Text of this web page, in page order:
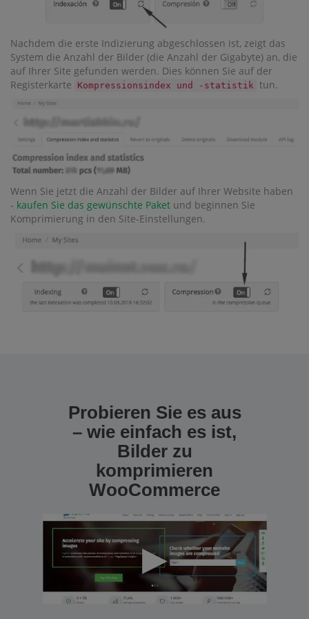
Nachdem die erste Indizierung abgeschlossen ist, zeigt das
System die Anzahl der Bilder (die Anzahl der Gigabyte) an, die
auf Ihrer Site gefunden werden. Dies können Sie auf der
Registerkarte
Kompressionsindex und -statistik tun.
Wenn Sie jetzt die Anzahl der Bilder auf Ihrer Website haben
- kaufen Sie das gewünschte Paket und beginnen Sie
Komprimierung in den Site-Einstellungen.
Probieren Sie es aus
– wie einfach es ist,
Bilder zu
komprimieren
WooCommerce